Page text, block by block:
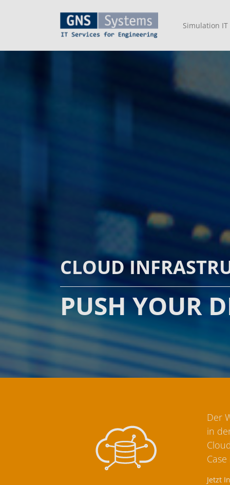
Simulation IT
CLOUD
PUSH YOUR
Der
in
Jetzt